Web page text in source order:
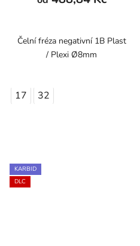
Čelní fréza negativní 1B Plast
/ Plexi Ø8mm
17 32
KARBID
DLC